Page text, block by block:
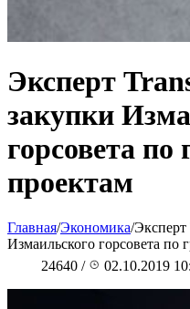
Эксперт
закупки
горсовета
проектам
Главная/Экономика/Эксперт
Измаильского горсовета по
24640 / 02.10.2019